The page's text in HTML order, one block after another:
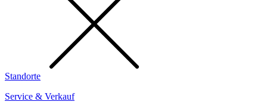
Standorte
Service & Verkauf